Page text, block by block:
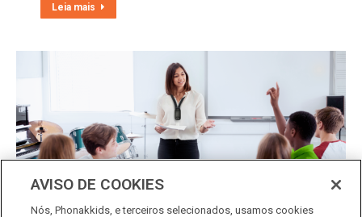
Leia mais
AVISO DE COOKIES
Nós, Phonakkids, e terceiros selecionados, usamos cookies